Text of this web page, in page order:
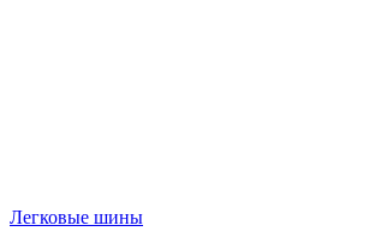
Легковые шины